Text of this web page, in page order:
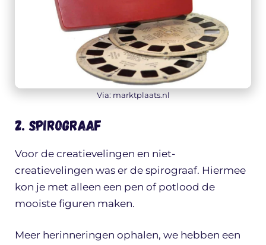
Via: marktplaats.nl
2. Spirograaf
Voor de creatievelingen en niet-
creatievelingen was er de spirograaf. Hiermee
kon je met alleen een pen of potlood de
mooiste figuren maken.
Meer herinneringen ophalen, we hebben een